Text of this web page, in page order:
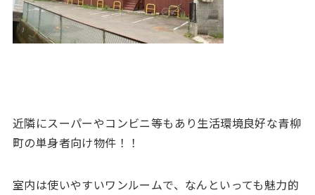
近隣にスーパーやコンビニ等もあり生活環境良好な青柳
町の単身者向け物件！！
室内は使いやすいワンルームで、なんといっても魅力的